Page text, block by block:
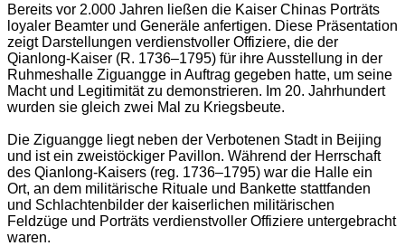
Bereits vor 2.000 Jahren ließen die Kaiser Chinas Porträts
loyaler Beamter und Generäle anfertigen. Diese Präsentation
zeigt Darstellungen verdienstvoller Offiziere, die der
Qianlong-Kaiser (R. 1736–1795) für ihre Ausstellung in der
Ruhmeshalle Ziguangge in Auftrag gegeben hatte, um seine
Macht und Legitimität zu demonstrieren. Im 20. Jahrhundert
wurden sie gleich zwei Mal zu Kriegsbeute.
Die Ziguangge liegt neben der Verbotenen Stadt in Beijing
und ist ein zweistöckiger Pavillon. Während der Herrschaft
des Qianlong-Kaisers (reg. 1736–1795) war die Halle ein
Ort, an dem militärische Rituale und Bankette stattfanden
und Schlachtenbilder der kaiserlichen militärischen
Feldzüge und Porträts verdienstvoller Offiziere untergebracht
waren.